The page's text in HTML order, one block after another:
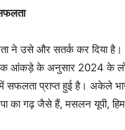
ने उसे और सतर्क कर दिया
एक आंकड़े के अनुसार 2024 के
सफलता प्राप्त हुई है। अकेले
का गढ़ जैसे हैं, मसलन यूपी,